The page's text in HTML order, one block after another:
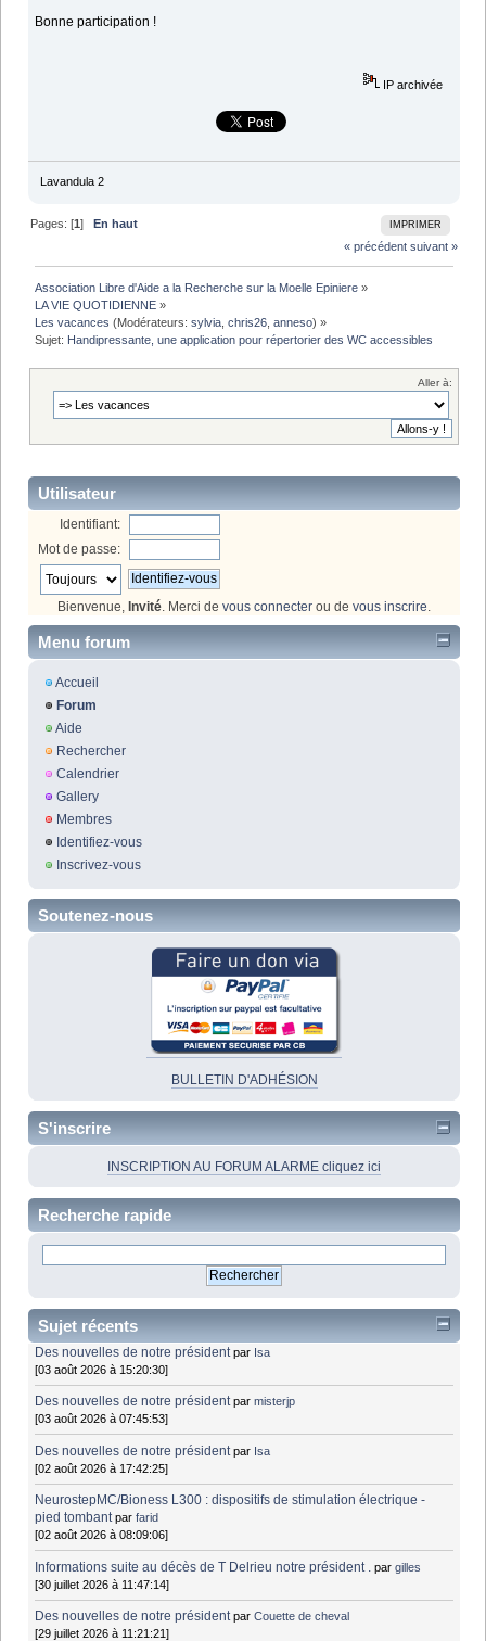
Bonne participation !
IP archivée
Lavandula 2
IMPRIMER
Pages: [1]En haut
« précédent suivant »
Association Libre d'Aide a la Recherche sur la Moelle Epiniere »
LA VIE QUOTIDIENNE »
Les vacances (Modérateurs:sylvia ,chris26 ,anneso) »
Sujet: Handipressante, une application pour répertorier des WC accessibles
Aller à:
Utilisateur
Identifiant:
Mot de passe:
Bienvenue, Invité. Merci de vous connecter ou de vous inscrire.
Menu forum
Accueil
Forum
Aide
Rechercher
Calendrier
Gallery
Membres
Identifiez-vous
Inscrivez-vous
Soutenez-nous
BULLETIN D'ADHÉSION
S'inscrire
INSCRIPTION AU FORUM ALARME cliquez ici
Recherche rapide
Sujet récents
Des nouvelles de notre président par Isa
[03 août 2026 à 15:20:30]
Des nouvelles de notre président parmisterjp
[03 août 2026 à 07:45:53]
Des nouvelles de notre président par Isa
[02 août 2026 à 17:42:25]
NeurostepMC/Bioness L300 : dispositifs de stimulation électrique -
pied tombant parfarid
[02 août 2026 à 08:09:06]
Informations suite au décès de T Delrieu notre président . pargilles
[30 juillet 2026 à 11:47:14]
Des nouvelles de notre président parCouette de cheval
[29 juillet 2026 à 11:21:21]